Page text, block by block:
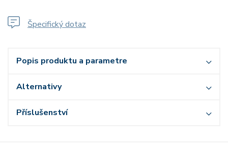
Špecifický dotaz
Popis produktu a parametre
Alternativy
Příslušenství